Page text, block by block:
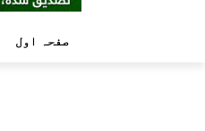
صفحہ اول